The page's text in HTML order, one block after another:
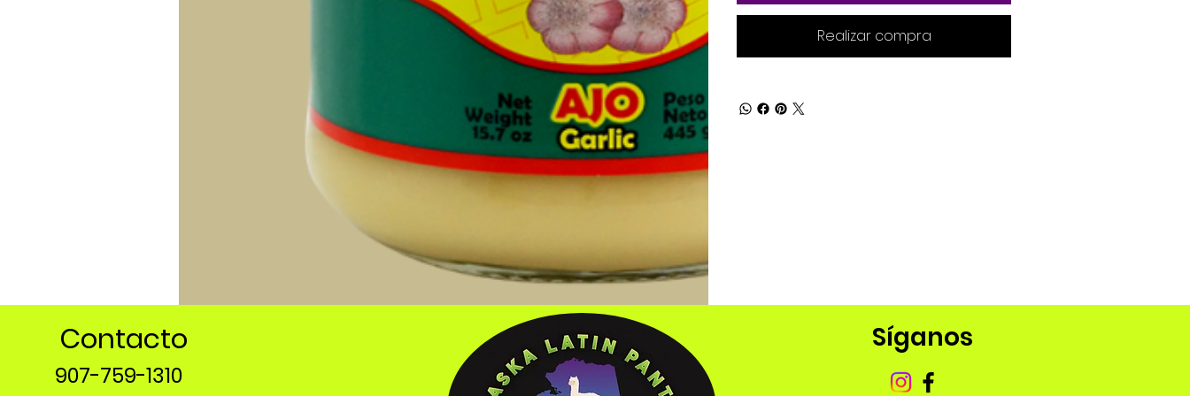
Realizar compra
Contacto
907-759-1310
Síganos